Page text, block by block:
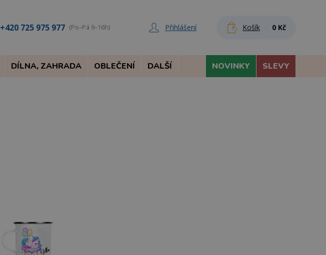
+420 725 975 977 (Po–Pá 9–16h) Přihlášení Košík 0 Kč
DÍLNA, ZAHRADA OBLEČENÍ DALŠÍ NOVINKY SLEVY